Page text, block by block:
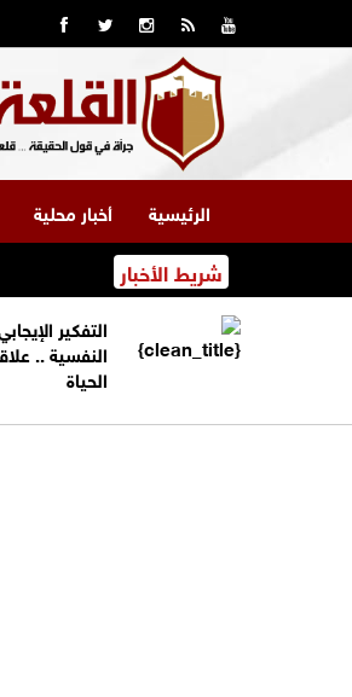
الرئيسية أخبار محلية
شريط الأخبار
التفكير
النفسية ..
الحياة